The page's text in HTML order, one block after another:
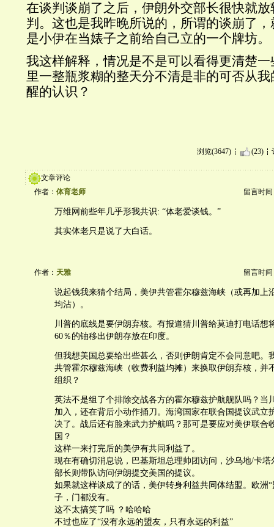
在谈判谈崩了之后，伊朗外交部长很快就
判。这也是我昨晚所说的，所谓的谈崩了
是小伊在当婊子之前给自己立的一个牌坊。
我这样解释，情况是不是可以看得更清楚
里一整瓶浆糊的整天分不清是非的可否从
醒的认识？
浏览(3647) (23)
文章评论
作者： 体育老师 留言时间
万维网前些年几乎形我共识: “体老爱谈钱。”
其实体老只是说了大白话。
作者： 天雅 留言时间
说起钱我来猜个结局，美伊共管霍尔穆兹海峡（或再加上
均沾）。
川普的底线是要伊朗弃核。有报道猜川普给莫迪打电话想
60％的铀移出伊朗存放在印度。
但我想美国总要给出些甚么，否则伊朗肯定不会同意吧。
共管霍尔穆兹海峡（收费利益均摊）来换取伊朗弃核，并
组织？
英法不是组了个排除交战各方的霍尔穆兹护航舰队吗？当
加入，还在背后小动作捅刀。海湾国家在联合国提议武立
决了。战后还有脸来武力护航吗？那可是要应对美伊联合
国？
这样一来打完后的美伊有共同利益了。
现在有确切消息说，巴基斯坦总理帅团访问，沙乌地/卡塔
部长则带队访问伊朗提交美国的提议。
如果就这样谈成了的话，美伊转身利益共同体结盟。欧洲
子，门都没有。
这不太搞笑了吗 ？哈哈哈
不过也应了“没有永远的盟友，只有永远的利益”